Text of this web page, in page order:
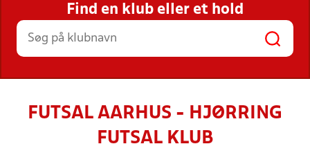
STILLINGER, RESULTATER, KLUBBER OG
HOLD
Find en klub eller et hold
FUTSAL AARHUS - HJØRRING
FUTSAL KLUB